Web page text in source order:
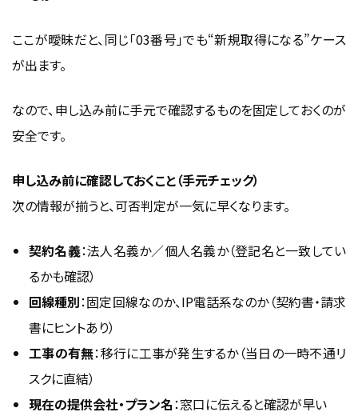
ここが曖昧だと、同じ「03番号」でも“新規取得になる”ケース
が出ます。
なので、申し込み前に手元で確認するものを固定しておくのが
安全です。
申し込み前に確認しておくこと（手元チェック）
次の情報が揃うと、可否判定が一気に早くなります。
契約名義：法人名義か／個人名義か（登記名と一致してい
るかも確認）
回線種別：固定回線なのか、IP電話系なのか（契約書・請求
書にヒントあり）
工事の有無：移行に工事が発生するか（当日の一時不通リ
スクに直結）
現在の提供会社・プラン名：窓口に伝えると確認が早い